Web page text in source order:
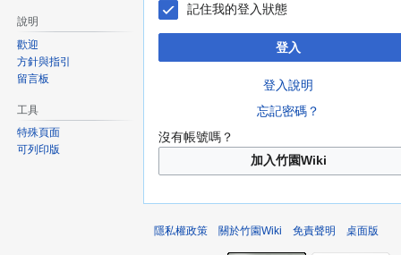
記住我的登入狀態
登入
登入說明
忘記密碼？
沒有帳號嗎？
加入竹園Wiki
說明
歡迎
方針與指引
留言板
工具
特殊頁面
可列印版
隱私權政策 關於竹園Wiki 免責聲明 桌面版